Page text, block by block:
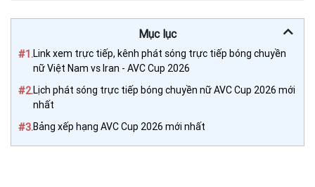
Mục lục
#1.Link xem trực tiếp, kênh phát sóng trực tiếp bóng chuyền
nữ Việt Nam vs Iran - AVC Cup 2026
#2.Lịch phát sóng trực tiếp bóng chuyền nữ AVC Cup 2026 mới
nhất
#3.Bảng xếp hạng AVC Cup 2026 mới nhất